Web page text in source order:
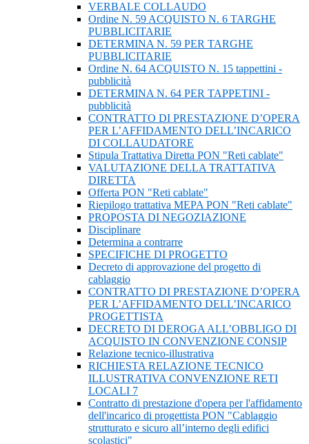
VERBALE COLLAUDO
Ordine N. 59 ACQUISTO N. 6 TARGHE
PUBBLICITARIE
DETERMINA N. 59 PER TARGHE
PUBBLICITARIE
Ordine N. 64 ACQUISTO N. 15 tappettini -
pubblicità
DETERMINA N. 64 PER TAPPETINI -
pubblicità
CONTRATTO DI PRESTAZIONE D’OPERA
PER L’AFFIDAMENTO DELL’INCARICO
DI COLLAUDATORE
Stipula Trattativa Diretta PON "Reti cablate"
VALUTAZIONE DELLA TRATTATIVA
DIRETTA
Offerta PON "Reti cablate"
Riepilogo trattativa MEPA PON "Reti cablate"
PROPOSTA DI NEGOZIAZIONE
Disciplinare
Determina a contrarre
SPECIFICHE DI PROGETTO
Decreto di approvazione del progetto di
cablaggio
CONTRATTO DI PRESTAZIONE D’OPERA
PER L’AFFIDAMENTO DELL’INCARICO
PROGETTISTA
DECRETO DI DEROGA ALL’OBBLIGO DI
ACQUISTO IN CONVENZIONE CONSIP
Relazione tecnico-illustrativa
RICHIESTA RELAZIONE TECNICO
ILLUSTRATIVA CONVENZIONE RETI
LOCALI 7
Contratto di prestazione d'opera per l'affidamento
dell'incarico di progettista PON "Cablaggio
strutturato e sicuro all’interno degli edifici
scolastici"